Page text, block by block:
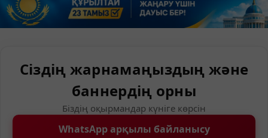
Сіздің жарнамаңыздың және
баннердің орны
Біздің оқырмандар күніге көрсін
WhatsApp арқылы байланысу